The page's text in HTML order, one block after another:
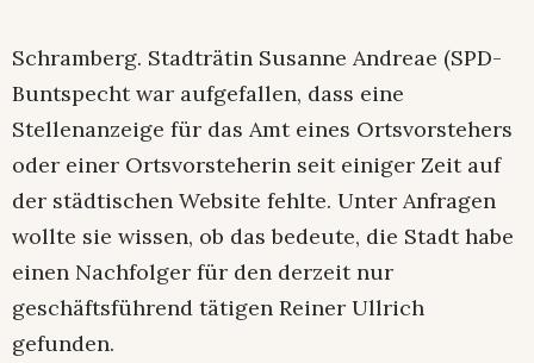
Schramberg. Stadträtin Susanne Andreae (SPD-
Buntspecht war aufgefallen, dass eine
Stellenanzeige für das Amt eines Ortsvorstehers
oder einer Ortsvorsteherin seit einiger Zeit auf
der städtischen Website fehlte. Unter Anfragen
wollte sie wissen, ob das bedeute, die Stadt habe
einen Nachfolger für den derzeit nur
geschäftsführend tätigen Reiner Ullrich
gefunden.